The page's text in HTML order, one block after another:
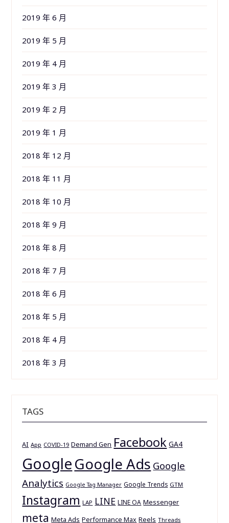
2019 年 6 月
2019 年 5 月
2019 年 4 月
2019 年 3 月
2019 年 2 月
2019 年 1 月
2018 年 12 月
2018 年 11 月
2018 年 10 月
2018 年 9 月
2018 年 8 月
2018 年 7 月
2018 年 6 月
2018 年 5 月
2018 年 4 月
2018 年 3 月
TAGS
AI App COVID-19 Demand Gen Facebook GA4
GoogleGoogle Ads Google
Analytics Google Tag Manager Google Trends GTM
Instagram LAP LINE LINE OA Messenger
meta Meta Ads Performance Max Reels Threads